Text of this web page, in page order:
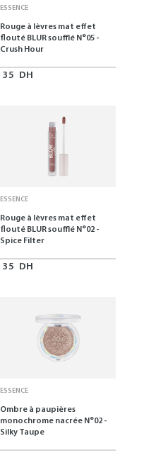
ESSENCE
Rouge à lèvres mat effet
flouté BLUR soufflé N°05 -
Crush Hour
35 DH
ESSENCE
Rouge à lèvres mat effet
flouté BLUR soufflé N°02 -
Spice Filter
35 DH
ESSENCE
Ombre à paupières
monochrome nacrée N°02 -
Silky Taupe